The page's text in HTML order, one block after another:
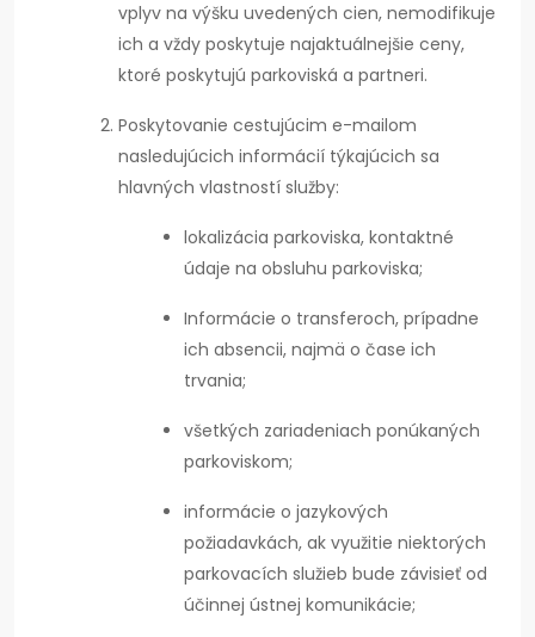
vplyv na výšku uvedených cien, nemodifikuje
ich a vždy poskytuje najaktuálnejšie ceny,
ktoré poskytujú parkoviská a partneri.
Poskytovanie cestujúcim e-mailom
nasledujúcich informácií týkajúcich sa
hlavných vlastností služby:
lokalizácia parkoviska, kontaktné
údaje na obsluhu parkoviska;
Informácie o transferoch, prípadne
ich absencii, najmä o čase ich
trvania;
všetkých zariadeniach ponúkaných
parkoviskom;
informácie o jazykových
požiadavkách, ak využitie niektorých
parkovacích služieb bude závisieť od
účinnej ústnej komunikácie;